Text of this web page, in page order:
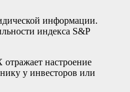
информации.
индекса S&P
настроение
у инвесторов или